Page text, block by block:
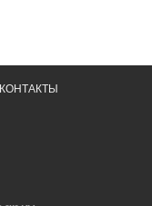
КОНТАКТЫ